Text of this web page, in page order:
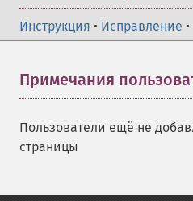
Инструкция • Исправление •
Примечания
Пользователи ещё не
страницы